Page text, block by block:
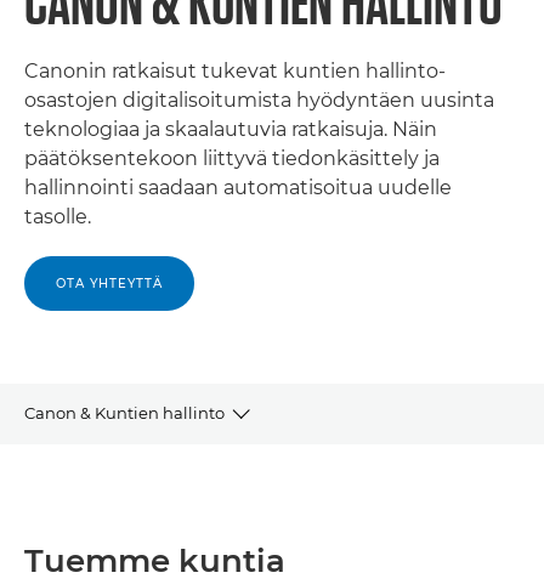
Canonin ratkaisut tukevat kuntien hallinto-
osastojen digitalisoitumista hyödyntäen uusinta
teknologiaa ja skaalautuvia ratkaisuja. Näin
päätöksentekoon liittyvä tiedonkäsittely ja
hallinnointi saadaan automatisoitua uudelle
tasolle.
OTA YHTEYTTÄ
Canon & Kuntien hallinto
Tuemme kuntia